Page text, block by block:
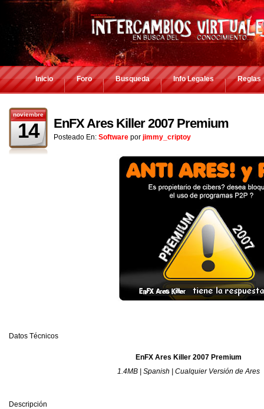
Inicio Foro Busqueda Info Legales Reglas
noviembre
14 EnFX Ares Killer 2007 Premium
Posteado En: Software por jimmy_criptoy
Datos Técnicos
EnFX Ares Killer 2007 Premium
1.4MB | Spanish | Cualquier Versión de Ares
Descripción